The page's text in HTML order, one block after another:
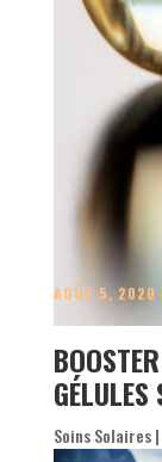
AOÛT 5, 2020
Soins Solaires|